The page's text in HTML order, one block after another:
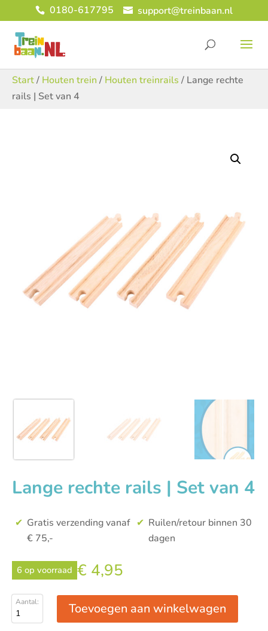
0180-617795 support@treinbaan.nl
Start/ Houten trein / Houten treinrails / Lange rechte
rails | Set van 4
Lange rechte rails | Set van 4
Gratis verzending vanaf
€ 75,-
Ruilen/retour binnen 30
dagen
6 op voorraad € 4,95
Lange
Toevoegen aan winkelwagen